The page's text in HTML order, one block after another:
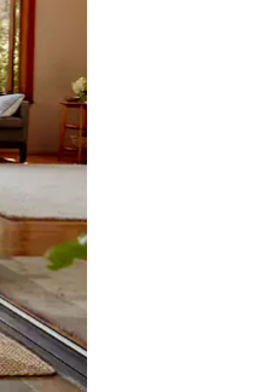
prevlačenjem.